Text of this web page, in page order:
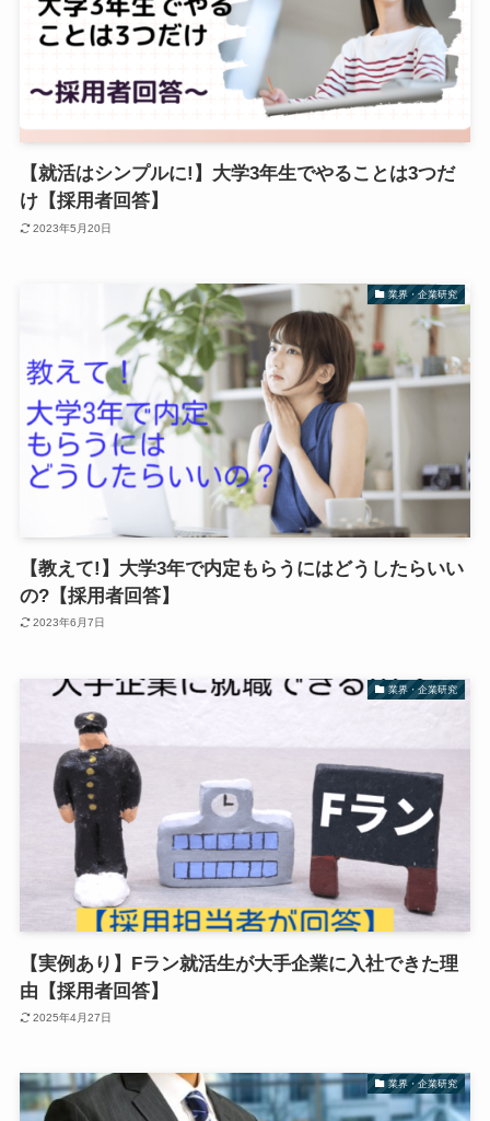
【就活はシンプルに!】大学3年生でやることは3つだ
け【採用者回答】
2023年5月20日
業界・企業研究
【教えて!】大学3年で内定もらうにはどうしたらいい
の?【採用者回答】
2023年6月7日
業界・企業研究
【実例あり】Fラン就活生が大手企業に入社できた理
由【採用者回答】
2025年4月27日
業界・企業研究